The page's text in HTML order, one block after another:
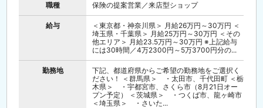
職種 保険の提案営業／来店型ショップ
給与
＜東京都・神奈川県＞ 月給26万円～30万円 ＜
埼玉県・千葉県＞ 月給25万円～30万円 ＜その
他エリア＞ 月給23.5万円～30万円 ※上記給与
には30時間／4万2300円～5万3700円分の...
勤務地
下記、都道府県からご希望の勤務地をご選択く
ださい！ ＜群馬県＞ ・太田市、千代田町 ＜栃
木県＞ ・宇都宮市、さくら市（8月21日オー
プン予定） ＜茨城県＞ ・つくば市、龍ヶ崎市
＜埼玉県＞ ・さいた...